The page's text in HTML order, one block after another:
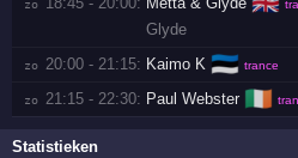
zo
Glyde
zo 20:00 - 21:15: Kaimo K 🇪🇪 trance
zo 21:15 - 22:30: Paul Webster 🇮🇪
Statistieken